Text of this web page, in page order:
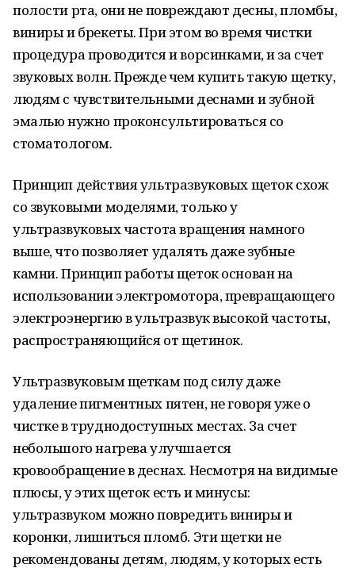
полости рта, они не повреждают десны, пломбы,
виниры и брекеты. При этом во время чистки
процедура проводится и ворсинками, и за счет
звуковых волн. Прежде чем купить такую щетку,
людям с чувствительными деснами и зубной
эмалью нужно проконсультироваться со
стоматологом.
Принцип действия ультразвуковых щеток схож
со звуковыми моделями, только у
ультразвуковых частота вращения намного
выше, что позволяет удалять даже зубные
камни. Принцип работы щеток основан на
использовании электромотора, превращающего
электроэнергию в ультразвук высокой частоты,
распространяющийся от щетинок.
Ультразвуковым щеткам под силу даже
удаление пигментных пятен, не говоря уже о
чистке в труднодоступных местах. За счет
небольшого нагрева улучшается
кровообращение в деснах. Несмотря на видимые
плюсы, у этих щеток есть и минусы:
ультразвуком можно повредить виниры и
коронки, лишиться пломб. Эти щетки не
рекомендованы детям, людям, у которых есть